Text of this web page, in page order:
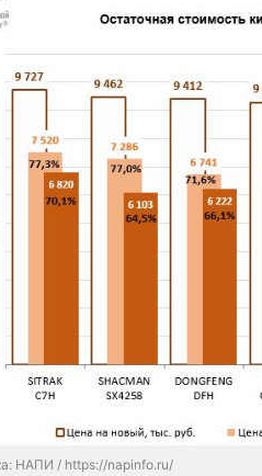
НАПИ / https://napinfo.ru/